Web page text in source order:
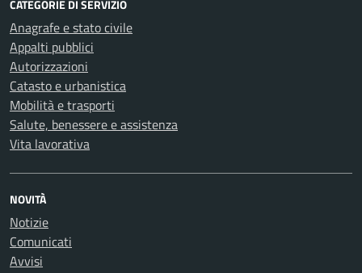
CATEGORIE DI SERVIZIO
Anagrafe e stato civile
Appalti pubblici
Autorizzazioni
Catasto e urbanistica
Mobilità e trasporti
Salute, benessere e assistenza
Vita lavorativa
NOVITÀ
Notizie
Comunicati
Avvisi